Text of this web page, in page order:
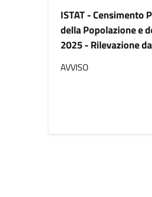
ISTAT - Censimento
della Popolazione e
2025 - Rilevazione
AVVISO